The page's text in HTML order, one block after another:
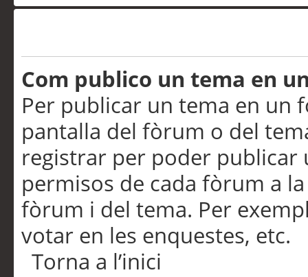
Com publico un tema en
Per publicar un tema en un
pantalla del fòrum o del
registrar per poder publicar
permisos de cada fòrum a
fòrum i del tema. Per
votar en les enquestes, etc.
Torna a l’inici